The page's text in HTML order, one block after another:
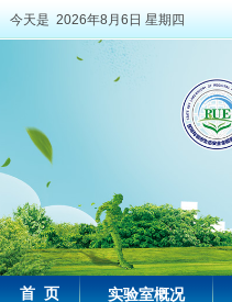
今天是 2026年8月6日 星期四
首 页 实验室概况